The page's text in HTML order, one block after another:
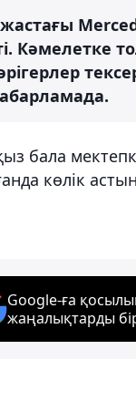
Кәмелетке
бала
көлік
Google-ға
жаңалықтарды